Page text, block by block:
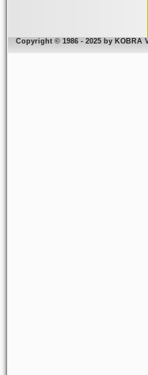
Copyright © 1986 - 2025 by KOBRA